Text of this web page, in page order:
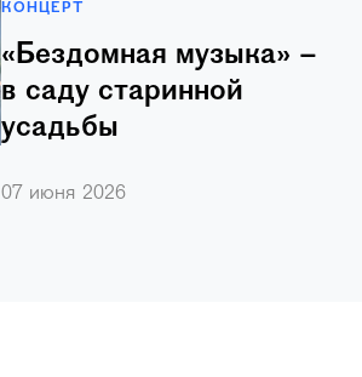
КОНЦЕРТ
«Бездомная музыка» –
в саду старинной
усадьбы
07 июня 2026